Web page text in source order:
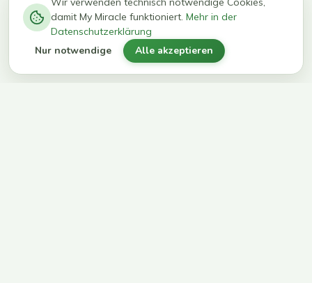
kg in 12
Wochen
erreichen
ihr Ziel
damit My Miracle funktioniert. Mehr in der
Datenschutzerklärung
Nur notwendige Alle akzeptieren